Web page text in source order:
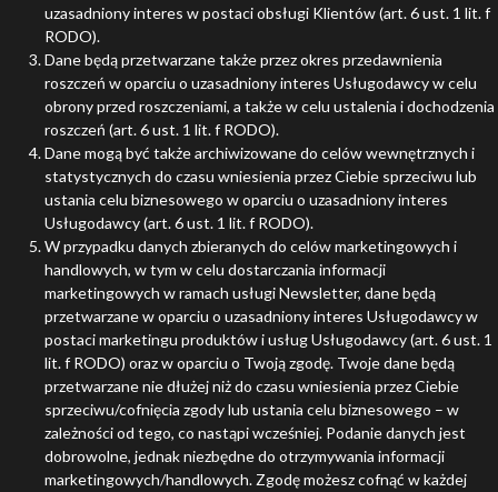
uzasadniony interes w postaci obsługi Klientów (art. 6 ust. 1 lit. f
RODO).
Dane będą przetwarzane także przez okres przedawnienia
roszczeń w oparciu o uzasadniony interes Usługodawcy w celu
obrony przed roszczeniami, a także w celu ustalenia i dochodzenia
roszczeń (art. 6 ust. 1 lit. f RODO).
Dane mogą być także archiwizowane do celów wewnętrznych i
statystycznych do czasu wniesienia przez Ciebie sprzeciwu lub
ustania celu biznesowego w oparciu o uzasadniony interes
Usługodawcy (art. 6 ust. 1 lit. f RODO).
W przypadku danych zbieranych do celów marketingowych i
handlowych, w tym w celu dostarczania informacji
marketingowych w ramach usługi Newsletter, dane będą
przetwarzane w oparciu o uzasadniony interes Usługodawcy w
postaci marketingu produktów i usług Usługodawcy (art. 6 ust. 1
lit. f RODO) oraz w oparciu o Twoją zgodę. Twoje dane będą
przetwarzane nie dłużej niż do czasu wniesienia przez Ciebie
sprzeciwu/cofnięcia zgody lub ustania celu biznesowego – w
zależności od tego, co nastąpi wcześniej. Podanie danych jest
dobrowolne, jednak niezbędne do otrzymywania informacji
marketingowych/handlowych. Zgodę możesz cofnąć w każdej